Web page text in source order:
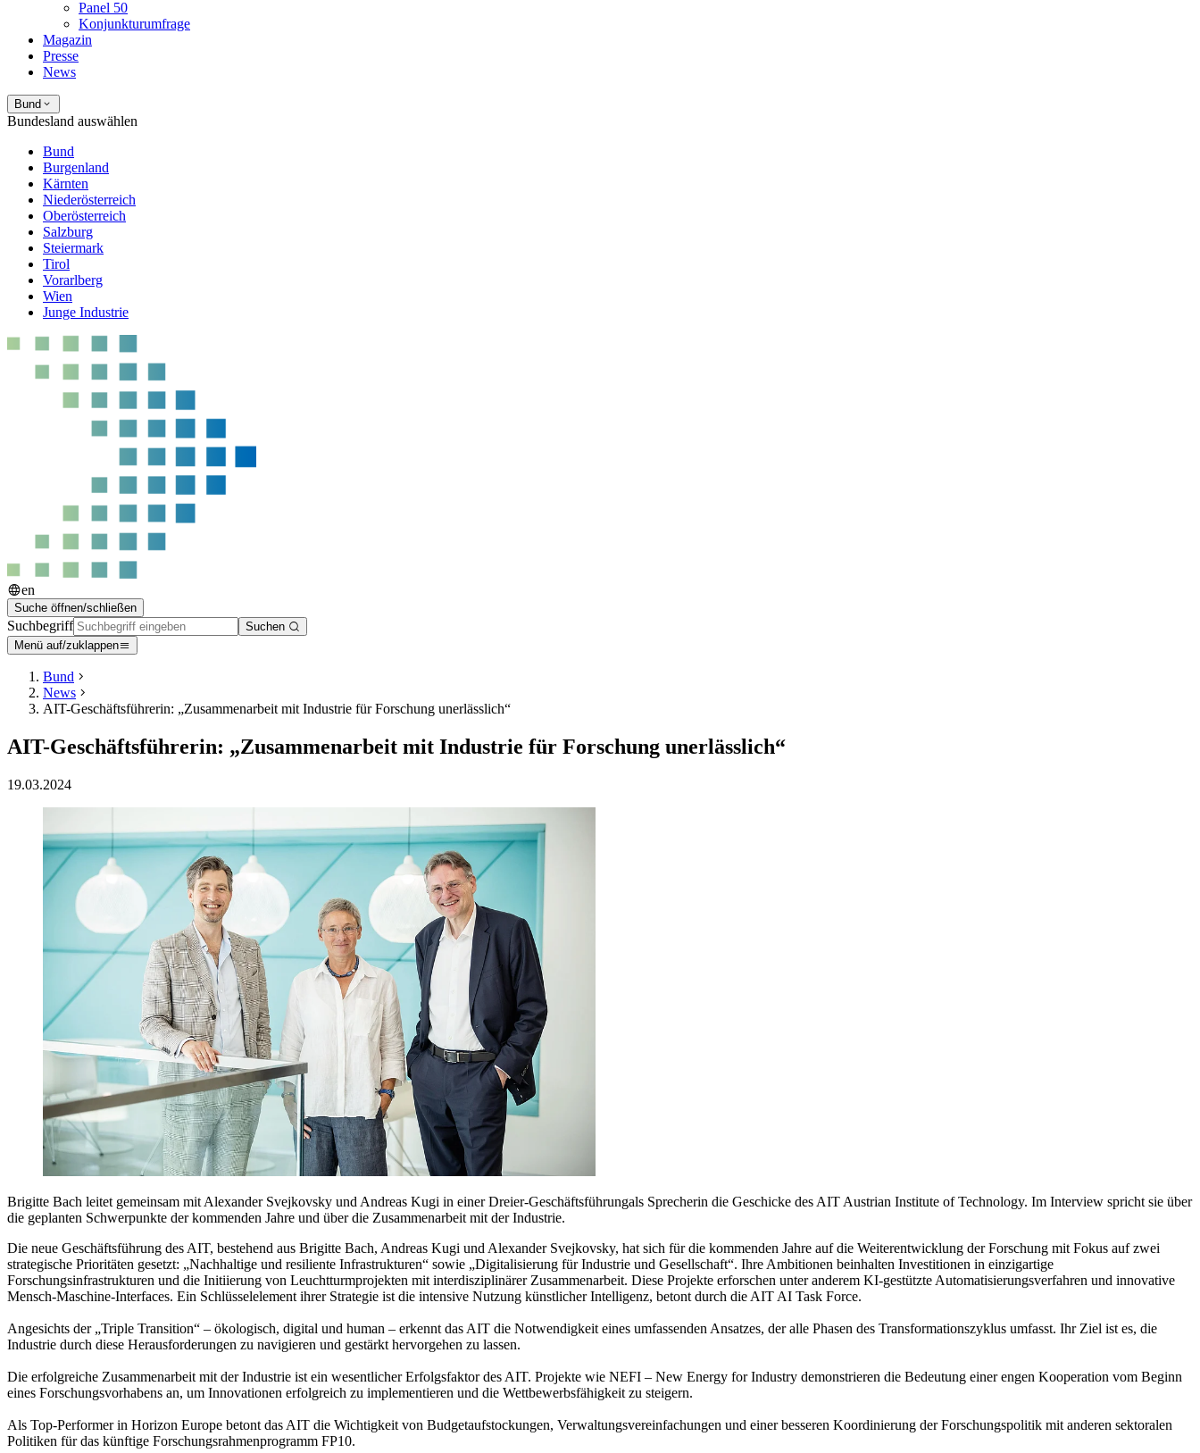
Panel 50
Konjunkturumfrage
Magazin
Presse
News
Bund
Bundesland auswählen
Bund
Burgenland
Kärnten
Niederösterreich
Oberösterreich
Salzburg
Steiermark
Tirol
Vorarlberg
Wien
Junge Industrie
en
Suche öffnen/schließen
Suchbegriff
Suchen
Menü auf/zuklappen
Bund
News
AIT-Geschäftsführerin: „Zusammenarbeit mit Industrie für Forschung unerlässlich“
AIT-Geschäftsführerin: „Zusammenarbeit mit Industrie für Forschung unerlässlich“
19.03.2024
Brigitte Bach leitet gemeinsam mit Alexander Svejkovsky und Andreas Kugi in einer Dreier-Geschäftsführungals Sprecherin die Geschicke des AIT Austrian Institute of Technology. Im Interview spricht sie über
die geplanten Schwerpunkte der kommenden Jahre und über die Zusammenarbeit mit der Industrie.
Die neue Geschäftsführung des AIT, bestehend aus Brigitte Bach, Andreas Kugi und Alexander Svejkovsky, hat sich für die kommenden Jahre auf die Weiterentwicklung der Forschung mit Fokus auf zwei
strategische Prioritäten gesetzt: „Nachhaltige und resiliente Infrastrukturen“ sowie „Digitalisierung für Industrie und Gesellschaft“. Ihre Ambitionen beinhalten Investitionen in einzigartige
Forschungsinfrastrukturen und die Initiierung von Leuchtturmprojekten mit interdisziplinärer Zusammenarbeit. Diese Projekte erforschen unter anderem KI-gestützte Automatisierungsverfahren und innovative
Mensch-Maschine-Interfaces. Ein Schlüsselelement ihrer Strategie ist die intensive Nutzung künstlicher Intelligenz, betont durch die AIT AI Task Force.
Angesichts der „Triple Transition“ – ökologisch, digital und human – erkennt das AIT die Notwendigkeit eines umfassenden Ansatzes, der alle Phasen des Transformationszyklus umfasst. Ihr Ziel ist es, die
Industrie durch diese Herausforderungen zu navigieren und gestärkt hervorgehen zu lassen.
Die erfolgreiche Zusammenarbeit mit der Industrie ist ein wesentlicher Erfolgsfaktor des AIT. Projekte wie NEFI – New Energy for Industry demonstrieren die Bedeutung einer engen Kooperation vom Beginn
eines Forschungsvorhabens an, um Innovationen erfolgreich zu implementieren und die Wettbewerbsfähigkeit zu steigern.
Als Top-Performer in Horizon Europe betont das AIT die Wichtigkeit von Budgetaufstockungen, Verwaltungsvereinfachungen und einer besseren Koordinierung der Forschungspolitik mit anderen sektoralen
Politiken für das künftige Forschungsrahmenprogramm FP10.